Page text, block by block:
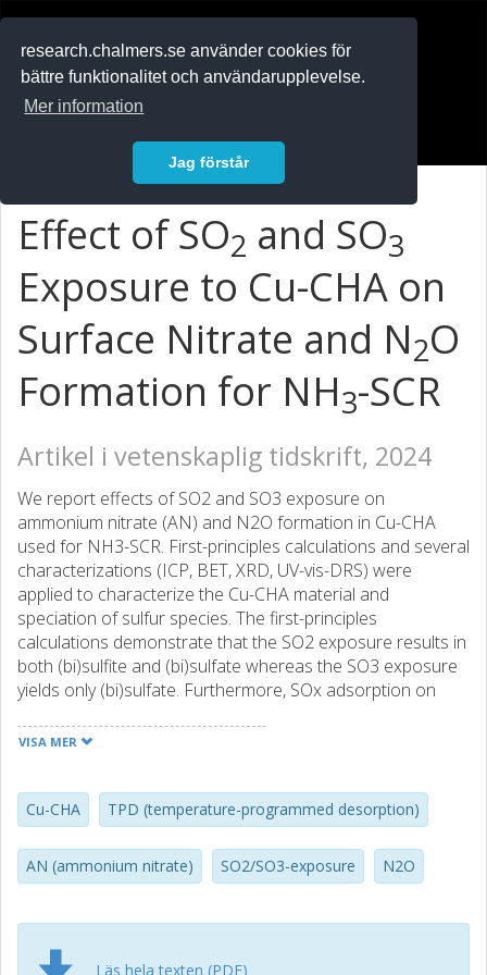
research.chalmers.se använder cookies för
bättre funktionalitet och användarupplevelse.
Mer information
Jag förstår
Effect of SO2 and SO3
Exposure to Cu-CHA on
Surface Nitrate and N2O
Formation for NH3-SCR
Artikel i vetenskaplig tidskrift, 2024
We report effects of SO2 and SO3 exposure on
ammonium nitrate (AN) and N2O formation in Cu-CHA
used for NH3-SCR. First-principles calculations and several
characterizations (ICP, BET, XRD, UV-vis-DRS) were
applied to characterize the Cu-CHA material and
speciation of sulfur species. The first-principles
calculations demonstrate that the SO2 exposure results in
both (bi)sulfite and (bi)sulfate whereas the SO3 exposure
yields only (bi)sulfate. Furthermore, SOx adsorption on
favored with respect to adsorption onto framework-
larger sulfur uptake for the SO3-exposed Cu-CHA
compared to the SO2-exposed counterpart. Temperature-
programmed desorption of formed ammonium nitrate
(AN) highlights a significant decrease in nitrate storage due
of ammonium/copper (bi)bisulfite/sulfate. Especially, highly
stable sulfur species from SO3 exposure influence the
VISA MER
Cu-CHA TPD (temperature-programmed desorption)
AN (ammonium nitrate) SO2/SO3-exposure N2O
Läs hela texten (PDF)